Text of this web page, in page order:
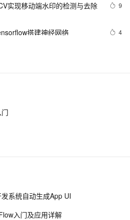
实现移动端水印的检测与去除 9
搭建神经网络 4
对比分析：从基础原理到实战
1.16，共享
猫狗分类识别
系统自动生成App UI
入门及应用详解